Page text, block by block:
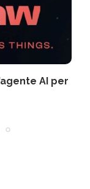
AI per